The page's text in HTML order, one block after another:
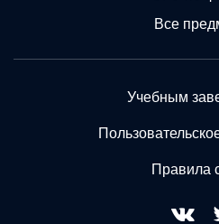
Все
Учебным
Правила